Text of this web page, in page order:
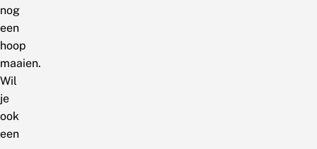
nog
een
hoop
maaien.
Wil
je
ook
een